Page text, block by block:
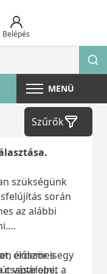
Belépés
MENÜ
szükségünk
során
az alábbi
először is
csaptelepet a
érdemes egy
vásárolni,
Szűrők